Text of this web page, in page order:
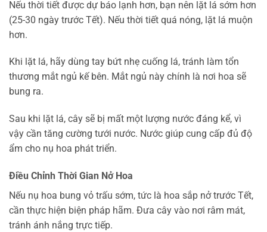
Nếu thời tiết được dự báo lạnh hơn, bạn nên lặt lá sớm hơn
(25-30 ngày trước Tết). Nếu thời tiết quá nóng, lặt lá muộn
hơn.
Khi lặt lá, hãy dùng tay bứt nhẹ cuống lá, tránh làm tổn
thương mắt ngủ kế bên. Mắt ngủ này chính là nơi hoa sẽ
bung ra.
Sau khi lặt lá, cây sẽ bị mất một lượng nước đáng kể, vì
vậy cần tăng cường tưới nước. Nước giúp cung cấp đủ độ
ẩm cho nụ hoa phát triển.
Điều Chỉnh Thời Gian Nở Hoa
Nếu nụ hoa bung vỏ trấu sớm, tức là hoa sắp nở trước Tết,
cần thực hiện biện pháp hãm. Đưa cây vào nơi râm mát,
tránh ánh nắng trực tiếp.